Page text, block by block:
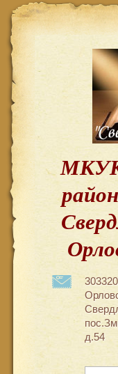
д.54